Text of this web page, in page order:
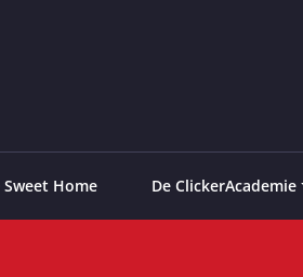
Sweet Home De ClickerAcademie